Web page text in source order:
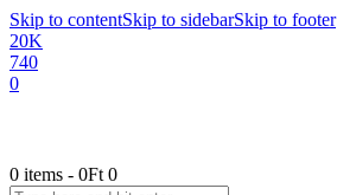
Skip to contentSkip to sidebarSkip to footer
20K
740
0
0 items - 0Ft 0